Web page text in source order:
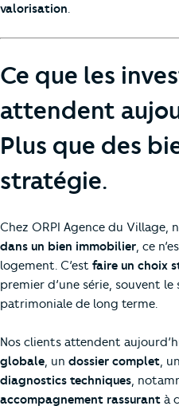
valorisation
Ce que les
attendent
Plus que des
stratégie.
Chez ORPI Agence du Village,
dans un bien immobilier , ce
logement. C’est faire un choix
premier d’une série, souvent le
patrimoniale de long terme.
Nos clients attendent
globale , un dossier complet , un
diagnostics techniques ,
accompagnement rassurant à